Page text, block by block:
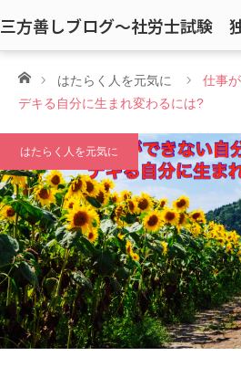
三方善しブログ〜社労士試験
ホームはたらく人を元気に
仕事
デキる自分に生まれ変わるには?
はたらく人を元気に